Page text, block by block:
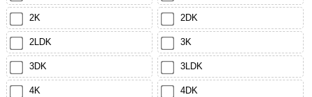
2K 2DK
2LDK 3K
3DK 3LDK
4K 4DK